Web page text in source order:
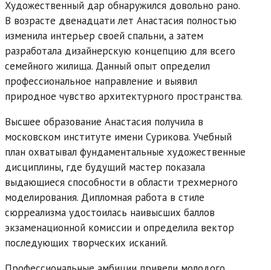
Художественный дар обнаружился довольно рано.
В возрасте двенадцати лет Анастасия полностью
изменила интерьер своей спальни, а затем
разработала дизайнерскую концепцию для всего
семейного жилища. Данный опыт определил
профессиональное направление и выявил
природное чувство архитектурного пространства.
Высшее образование Анастасия получила в
московском институте имени Сурикова. Учебный
план охватывал фундаментальные художественные
дисциплины, где будущий мастер показала
выдающиеся способности в области трехмерного
моделирования. Дипломная работа в стиле
сюрреализма удостоилась наивысших баллов
экзаменационной комиссии и определила вектор
последующих творческих исканий.